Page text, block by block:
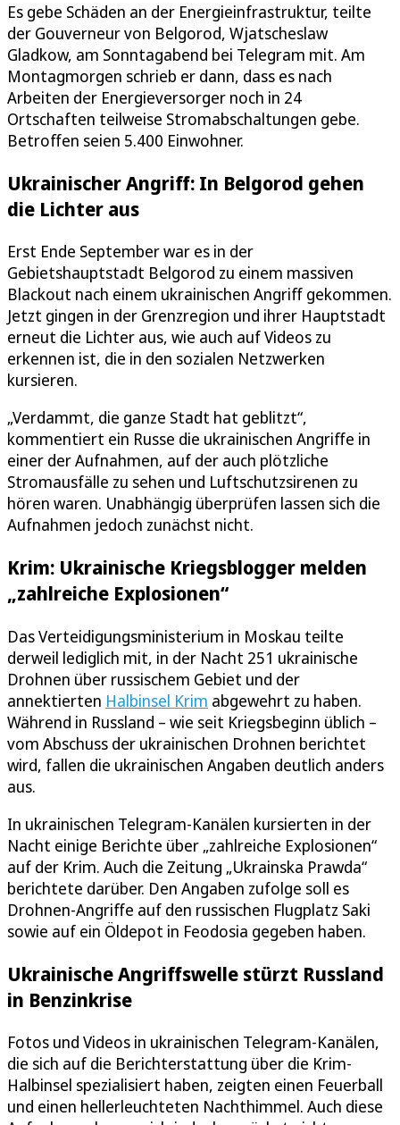
Es gebe Schäden an der Energieinfrastruktur, teilte
der Gouverneur von Belgorod, Wjatscheslaw
Gladkow, am Sonntagabend bei Telegram mit. Am
Montagmorgen schrieb er dann, dass es nach
Arbeiten der Energieversorger noch in 24
Ortschaften teilweise Stromabschaltungen gebe.
Betroffen seien 5.400 Einwohner.
Ukrainischer Angriff: In Belgorod gehen
die Lichter aus
Erst Ende September war es in der
Gebietshauptstadt Belgorod zu einem massiven
Blackout nach einem ukrainischen Angriff gekommen.
Jetzt gingen in der Grenzregion und ihrer Hauptstadt
erneut die Lichter aus, wie auch auf Videos zu
erkennen ist, die in den sozialen Netzwerken
kursieren.
„Verdammt, die ganze Stadt hat geblitzt“,
kommentiert ein Russe die ukrainischen Angriffe in
einer der Aufnahmen, auf der auch plötzliche
Stromausfälle zu sehen und Luftschutzsirenen zu
hören waren. Unabhängig überprüfen lassen sich die
Aufnahmen jedoch zunächst nicht.
Krim: Ukrainische Kriegsblogger melden
„zahlreiche Explosionen“
Das Verteidigungsministerium in Moskau teilte
derweil lediglich mit, in der Nacht 251 ukrainische
Drohnen über russischem Gebiet und der
annektierten Halbinsel Krim abgewehrt zu haben.
Während in Russland – wie seit Kriegsbeginn üblich –
vom Abschuss der ukrainischen Drohnen berichtet
wird, fallen die ukrainischen Angaben deutlich anders
aus.
In ukrainischen Telegram-Kanälen kursierten in der
Nacht einige Berichte über „zahlreiche Explosionen“
auf der Krim. Auch die Zeitung „Ukrainska Prawda“
berichtete darüber. Den Angaben zufolge soll es
Drohnen-Angriffe auf den russischen Flugplatz Saki
sowie auf ein Öldepot in Feodosia gegeben haben.
Ukrainische Angriffswelle stürzt Russland
in Benzinkrise
Fotos und Videos in ukrainischen Telegram-Kanälen,
die sich auf die Berichterstattung über die Krim-
Halbinsel spezialisiert haben, zeigten einen Feuerball
und einen hellerleuchteten Nachthimmel. Auch diese